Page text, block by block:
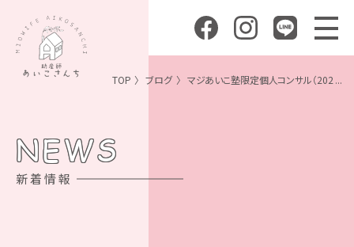
TOP ブログ マジあいこ塾限定個人コンサル（202 ...
NEWS
新着情報